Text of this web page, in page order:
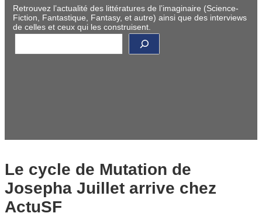
Retrouvez l’actualité des littératures de l’imaginaire (Science-
Fiction, Fantastique, Fantasy, et autre) ainsi que des interviews
de celles et ceux qui les construisent.
R
c
Le cycle de Mutation de
Josepha Juillet arrive chez
ActuSF